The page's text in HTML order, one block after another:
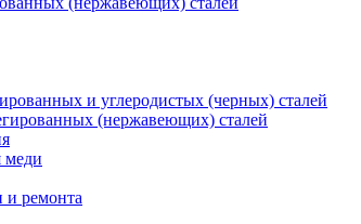
и углеродистых (черных) сталей
(нержавеющих) сталей
меди
и ремонта